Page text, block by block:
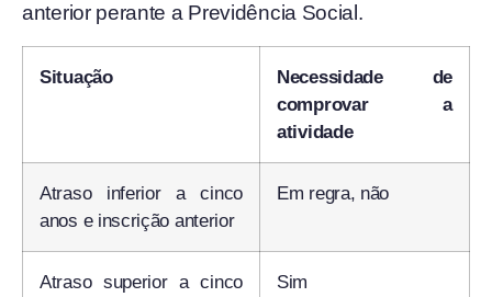
anterior perante a Previdência Social.
Situação
Necessidade de
comprovar a
atividade
Atraso inferior a cinco
anos e inscrição anterior
Em regra, não
Atraso superior a cinco
Sim